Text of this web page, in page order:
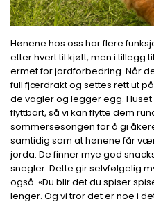
Hønene hos oss har flere
etter hvert til kjøtt, men i tillegg
ermet for jordforbedring. Når
full fjærdrakt og settes rett ut
de vagler og legger egg.
flyttbart, så vi kan flytte dem
sommersesongen for å gi
samtidig som at hønene får
jorda. De finner mye god
snegler. Dette gir selvfølgelig
også. «Du blir det du spiser
lenger. Og vi tror det er noe i